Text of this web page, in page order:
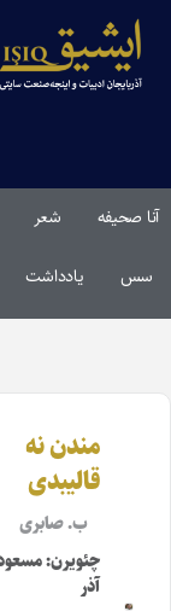
آنا صحیفه شعر
سس یادداشت
مندن نه
قالیبدی
ب. صابری
چئویرن:
آذر